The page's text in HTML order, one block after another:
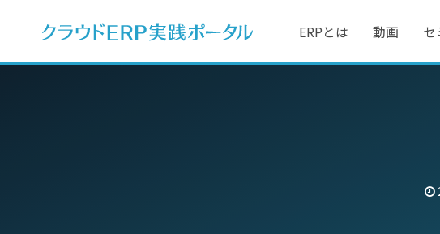
ERPとは 動画 セ